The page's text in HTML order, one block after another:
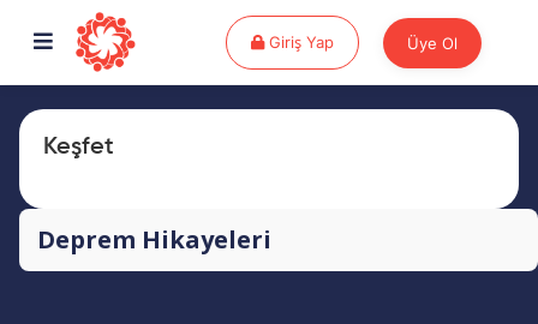
Giriş YapGiriş Yap Üye Ol
Keşfet
Deprem Hikayeleri